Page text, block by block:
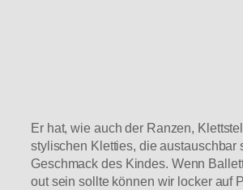
Er hat, wie auch der Ranzen,
stylischen Kletties, die austauschbar
Geschmack des Kindes. Wenn
out sein sollte können wir locker auf